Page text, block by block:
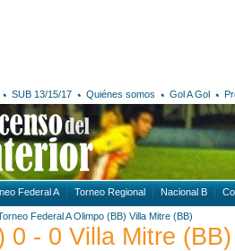
SUB 13/15/17 Quiénes somos Gol A Gol
Federal A Torneo Regional Nacional B
Federal A Olimpo (BB) Villa Mitre (BB)
0 - 0 Villa Mitre (BB)